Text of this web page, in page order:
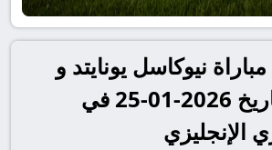
نيوكاسل يونايتد و
أستون فيلا بتاريخ 2026-01-25 في
الإنجليزي